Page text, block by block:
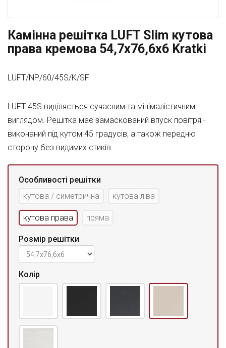
Камінна решітка LUFT Slim кутова
права кремова 54,7x76,6x6 Kratki
LUFT/NP/60/45S/K/SF
LUFT 45S виділяється сучасним та мінімалістичним
виглядом. Решітка має замаскований впуск повітря -
виконаний під кутом 45 градусів, а також передню
сторону без видимих стиків.
Особливості решітки
кутова / симетрична
кутова ліва
кутова права пряма
Розмір решітки
Колір